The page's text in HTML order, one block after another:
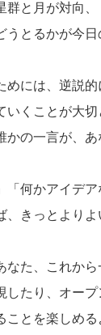
群と月が対向、
うとるかが今
めには、逆説的
くことが大切
かの一言が、
「何かアイデ
、きっとより
なた、これか
したり、オープ
ことを楽しめる